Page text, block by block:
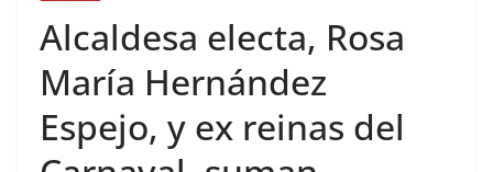
Alcaldesa electa, Rosa
María Hernández
Espejo, y ex reinas del